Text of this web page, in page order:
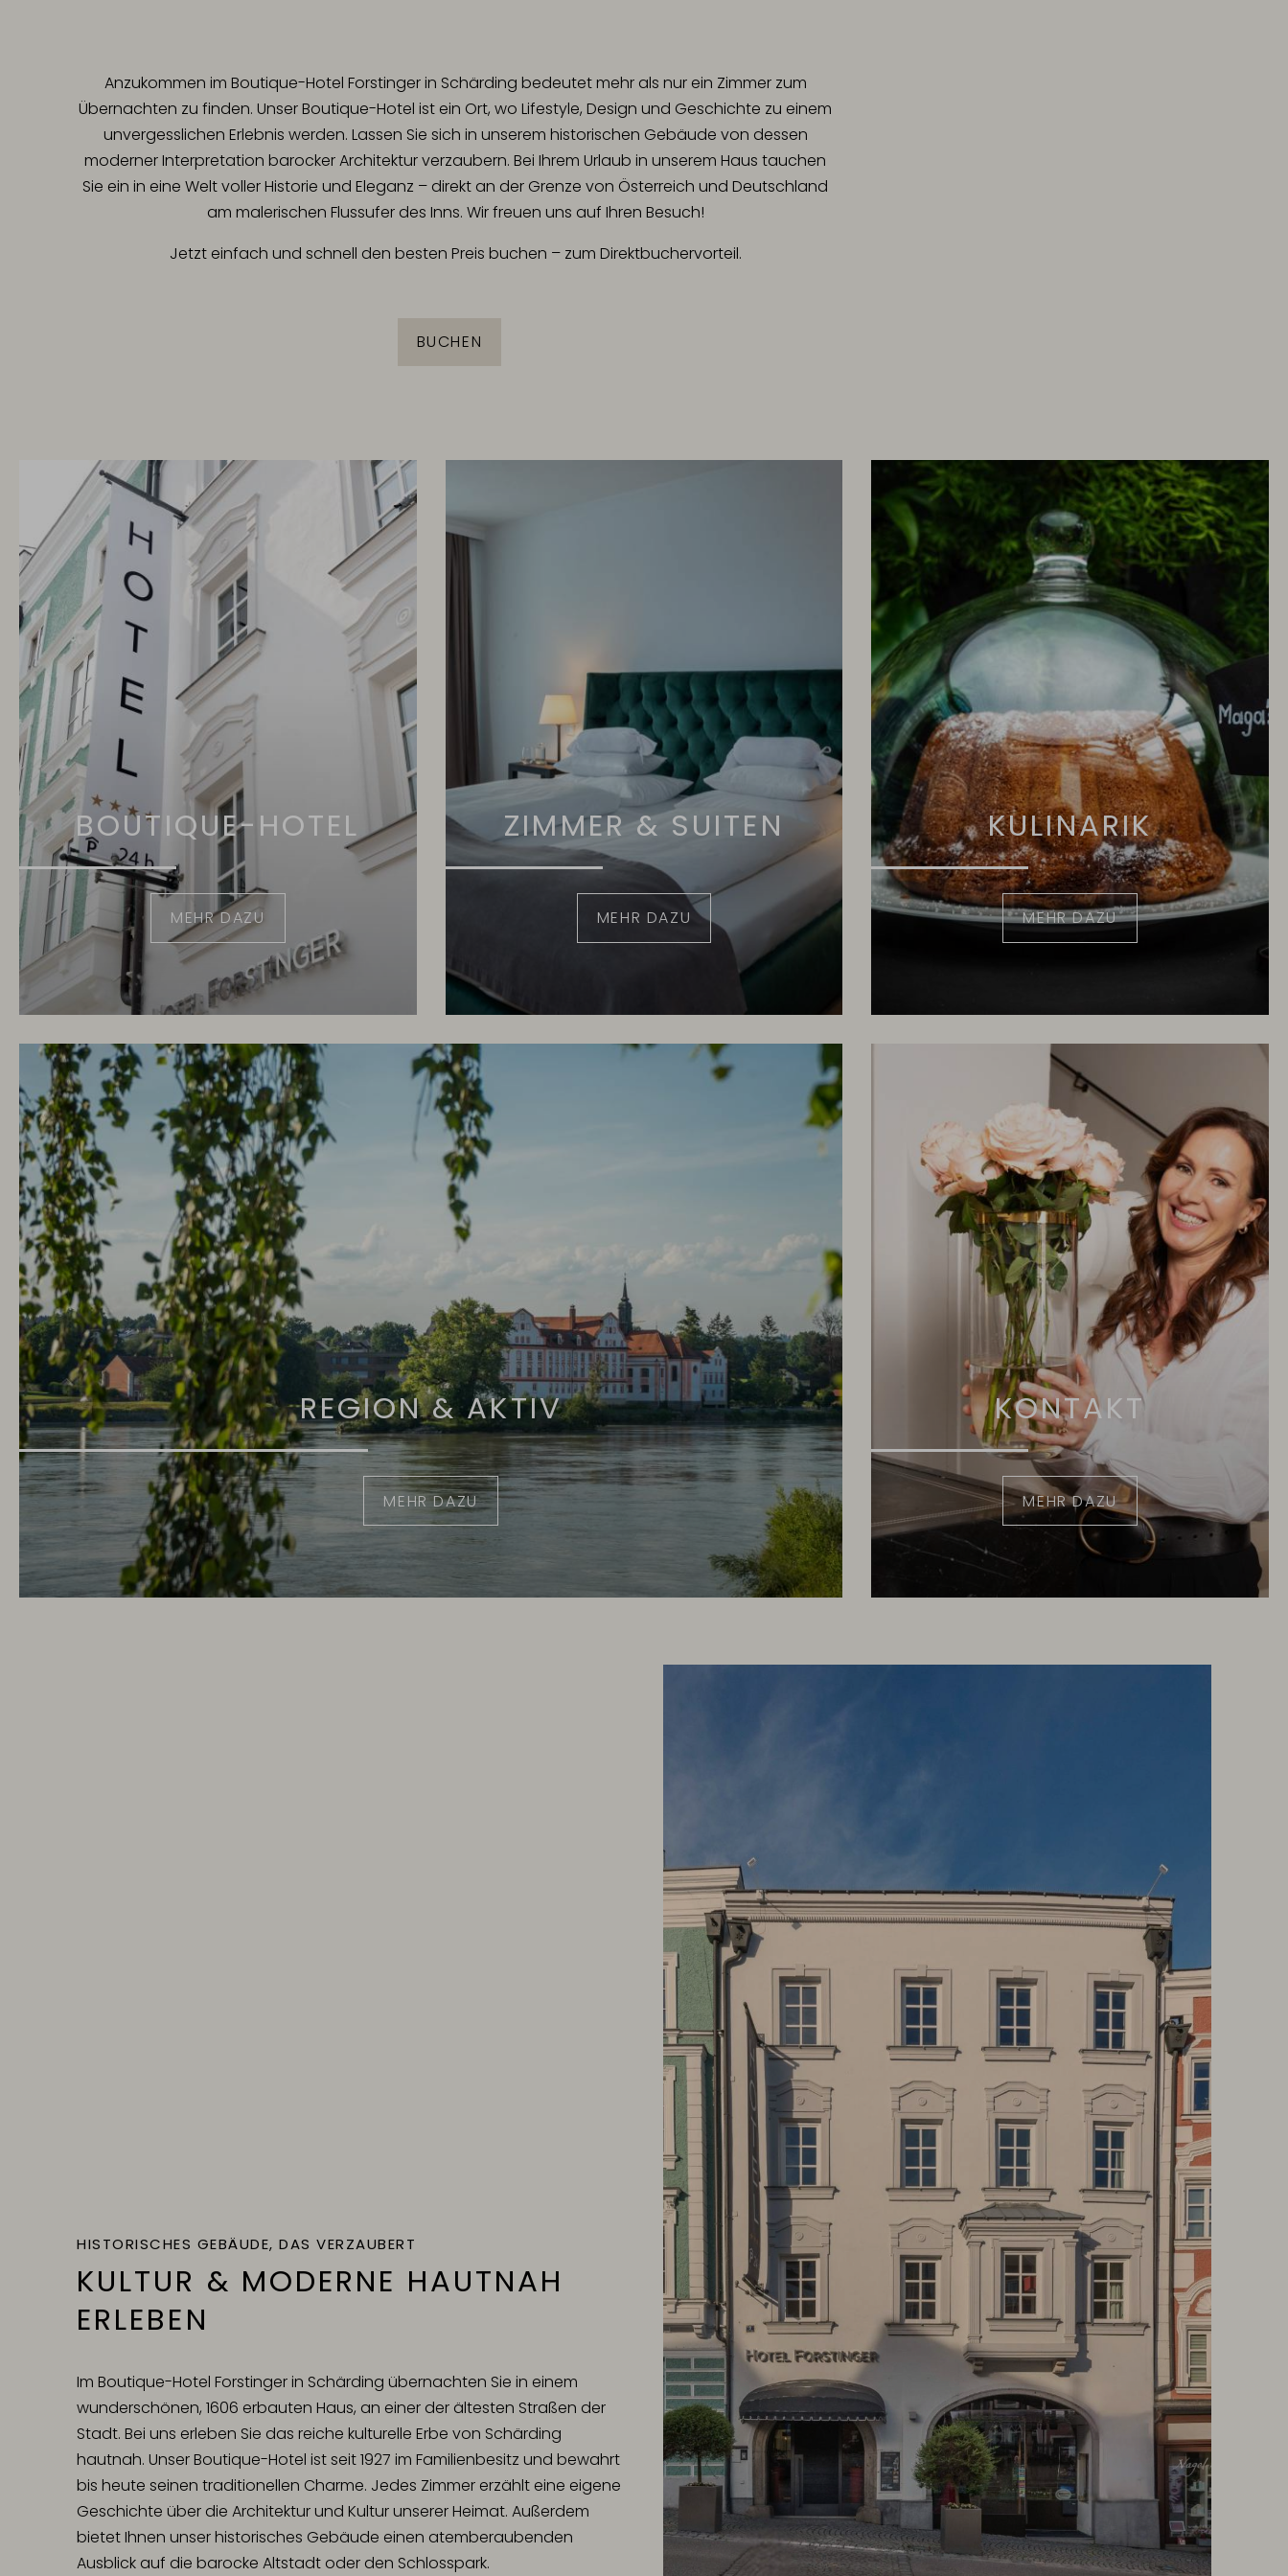
Anzukommen im Boutique-Hotel Forstinger in Schärding bedeutet mehr als nur ein Zimmer zum
Übernachten zu finden. Unser Boutique-Hotel ist ein Ort, wo Lifestyle, Design und Geschichte zu einem
unvergesslichen Erlebnis werden. Lassen Sie sich in unserem historischen Gebäude von dessen
moderner Interpretation barocker Architektur verzaubern. Bei Ihrem Urlaub in unserem Haus tauchen
Sie ein in eine Welt voller Historie und Eleganz – direkt an der Grenze von Österreich und Deutschland
am malerischen Flussufer des Inns. Wir freuen uns auf Ihren Besuch!
Jetzt einfach und schnell den besten Preis buchen – zum Direktbuchervorteil.
BUCHEN
BOUTIQUE-HOTEL
MEHR DAZU
ZIMMER & SUITEN
MEHR DAZU
KULINARIK
MEHR DAZU
REGION & AKTIV
MEHR DAZU
KONTAKT
MEHR DAZU
HISTORISCHES GEBÄUDE, DAS VERZAUBERT
KULTUR & MODERNE HAUTNAH
ERLEBEN
Im Boutique-Hotel Forstinger in Schärding übernachten Sie in einem
wunderschönen, 1606 erbauten Haus, an einer der ältesten Straßen der
Stadt. Bei uns erleben Sie das reiche kulturelle Erbe von Schärding
hautnah. Unser Boutique-Hotel ist seit 1927 im Familienbesitz und bewahrt
bis heute seinen traditionellen Charme. Jedes Zimmer erzählt eine eigene
Geschichte über die Architektur und Kultur unserer Heimat. Außerdem
bietet Ihnen unser historisches Gebäude einen atemberaubenden
Ausblick auf die barocke Altstadt oder den Schlosspark.